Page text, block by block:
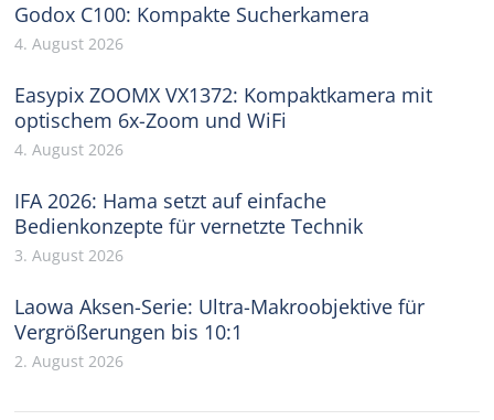
Godox C100: Kompakte Sucherkamera
4. August 2026
Easypix ZOOMX VX1372: Kompaktkamera mit
optischem 6x-Zoom und WiFi
4. August 2026
IFA 2026: Hama setzt auf einfache
Bedienkonzepte für vernetzte Technik
3. August 2026
Laowa Aksen-Serie: Ultra-Makroobjektive für
Vergrößerungen bis 10:1
2. August 2026